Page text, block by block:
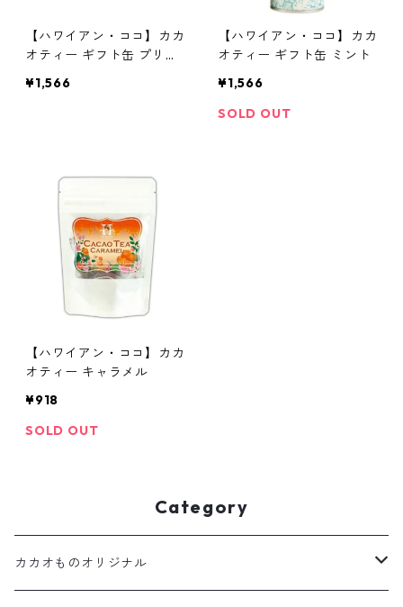
【ハワイアン・ココ】カカ
オティー ギフト缶 プリマ
¥1,566
【ハワイアン・ココ】カカ
オティー ギフト缶 ミント
¥1,566
SOLD OUT
【ハワイアン・ココ】カカ
オティー キャラメル
¥918
SOLD OUT
Category
カカオものオリジナル